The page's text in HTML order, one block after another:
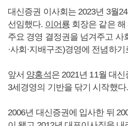
대신증권 이사회는 2023년 3월
선임했다. 이어룡회장은 같은 해
주요 경영 결정권을 넘겨주고 사
·사회·지배구조)경영에 전념하기
앞서 양홍석은 2021년 11월 대
3세경영의 기반을 닦기 시작했다.
2006년 대신증권에 입사한 뒤